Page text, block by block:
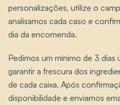
personalizações, utilize o
analisamos cada caso e
dia da encomenda.
Pedimos um mínimo de 3 dias
garantir a frescura dos
de cada caixa. Após
disponibilidade e enviamos